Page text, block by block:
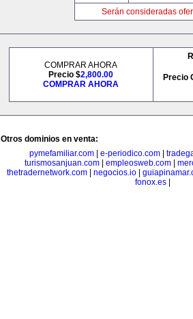
Serán consideradas
COMPRAR AHORA
Precio $2,800.00
COMPRAR AHORA
Precio
Otros dominios en venta:
pymefamiliar.com| e-periodico.com|
turismosanjuan.com| empleosweb.com|
thetradernetwork.com
negocios.io
fonox.es